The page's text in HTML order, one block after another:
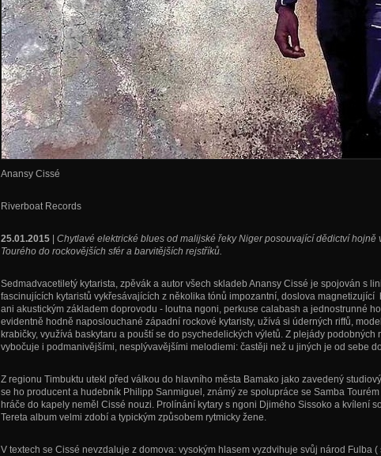
Anansy Cissé
Riverboat Records
25.01.2015| Chytlavé elektrické blues od malijské řeky Niger posouvající dědictví hojně
Tourého do rockovějších sfér a barvitějších rejstříků.
Sedmadvacetiletý kytarista, zpěvák a autor všech skladeb Anansy Cissé je spojován s
fascinujících kytaristů vykřesávajících z několika tónů impozantní, doslova magnetizující
ani akustickým základem doprovodu - loutna ngoni, perkuse calabash a jednostrunné
evidentně hodně naposlouchané západní rockové kytaristy, užívá si úderných riffů,
krabičky, využívá baskytaru a pouští se do psychedelických výletů. Z plejády podobných
vybočuje i podmanivějšími, nesplývavějšími melodiemi: častěji než u jiných je od sebe
Z regionu Timbuktu utekl před válkou do hlavního města Bamako jako zavedený
se ho producent a hudebník Philipp Sanmiguel, známý ze spolupráce se Samba
hráče do kapely neměl Cissé nouzi. Prolínání kytary s ngoni Djimého Sissoko a kvílení
Tereta album velmi zdobí a typickým způsobem rytmicky žene.
V textech se Cissé nevzdaluje z domova: vysokým hlasem vyzdvihuje svůj národ Fulba